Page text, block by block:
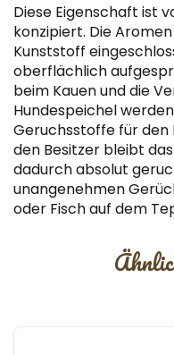
Diese Eigenschaft ist
konzipiert. Die
Kunststoff
oberflächlich
beim Kauen und die
Hundespeichel
Geruchsstoffe für den
den Besitzer bleibt
dadurch absolut
unangenehmen
oder Fisch auf dem